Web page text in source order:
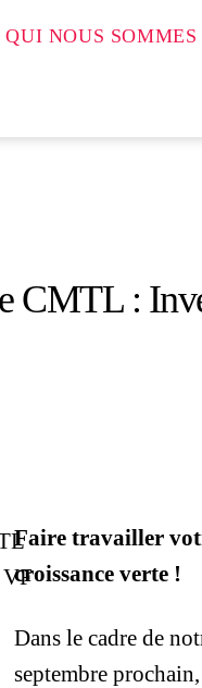
QUI NOUS SOMMES
CMTL :
Faire travailler
croissance verte !
Dans le cadre de
septembre